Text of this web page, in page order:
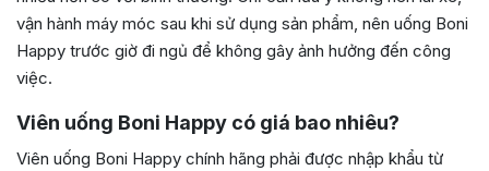
vận hành máy móc sau khi sử dụng sản phẩm, nên uống Boni
Happy trước giờ đi ngủ để không gây ảnh hưởng đến công
việc.
Viên uống Boni Happy có giá bao nhiêu?
Viên uống Boni Happy chính hãng phải được nhập khẩu từ